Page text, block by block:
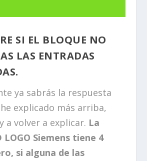
SI EL BLOQUE NO
LAS ENTRADAS
ya sabrás la respuesta
explicado más arriba,
a volver a explicar. La
LOGO Siemens tiene 4
si alguna de las